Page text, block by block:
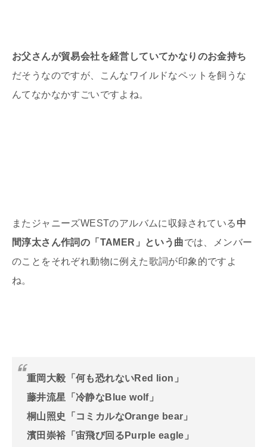
お父さんが貿易会社を経営していてかなりのお金持ち
だそうなのですが、こんなワイルドなペットを飼うな
んてなかなかすごいですよね。
またジャニーズWESTのアルバムに収録されている 中
間淳太さん作詞の「TAMER」という曲では、メンバー
のことをそれぞれ動物に例えた歌詞が印象的ですよ
ね。
重岡大毅「何も恐れないRed lion」
藤井流星「冷静なBlue wolf」
桐山照史「コミカルなOrange bear」
濱田崇裕「宙飛び回るPurple eagle」